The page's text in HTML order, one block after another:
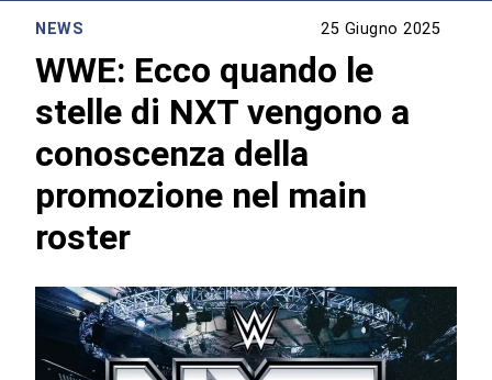
NEWS 25 Giugno 2025
WWE: Ecco quando le
stelle di NXT vengono a
conoscenza della
promozione nel main
roster